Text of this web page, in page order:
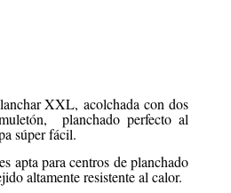
XXL, acolchada con dos
planchado perfecto al
súper fácil.
apta para centros de planchado
altamente resistente al calor.